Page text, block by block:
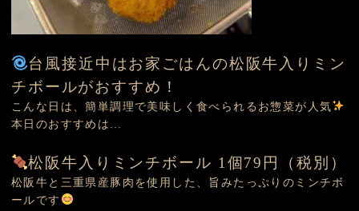
台風接近中はお家ごはんの松阪牛入りミン
チボールがおすすめ！
こんな日は、簡単調理で美味しく食べられるお惣菜が人気
本日のおすすめは…
松阪牛入りミンチボール 1個79円（税別）
松阪牛と三重県産豚肉を使用した、旨みたっぷりのミンチボ
ールです